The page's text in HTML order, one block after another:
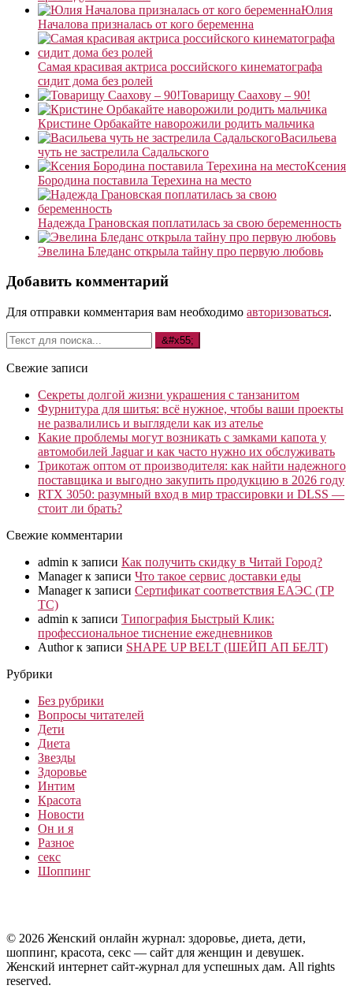
Юлия
Началова призналась от кого беременна
Самая красивая актриса российского кинематографа
сидит дома без ролей
Товарищу Саахову – 90!
Кристине Орбакайте наворожили родить мальчика
Васильева
чуть не застрелила Садальского
Ксения
Бородина поставила Терехина на место
Надежда Грановская поплатилась за свою беременность
Эвелина Бледанс открыла тайну про первую любовь
Добавить комментарий
Для отправки комментария вам необходимо авторизоваться.
Свежие записи
Секреты долгой жизни украшения с танзанитом
Фурнитура для шитья: всё нужное, чтобы ваши проекты
не развалились и выглядели как из ателье
Какие проблемы могут возникать с замками капота у
автомобилей Jaguar и как часто нужно их обслуживать
Трикотаж оптом от производителя: как найти надежного
поставщика и выгодно закупить продукцию в 2026 году
RTX 3050: разумный вход в мир трассировки и DLSS —
стоит ли брать?
Свежие комментарии
admin к записи Как получить скидку в Читай Город?
Managerк записи Что такое сервис доставки еды
Managerк записи Сертификат соответствия ЕАЭС (ТР
ТС)
admin к записи Типография Быстрый Клик:
профессиональное тиснение ежедневников
Authorк записи SHAPE UP BELT (ШЕЙП АП БЕЛТ)
Рубрики
Без рубрики
Вопросы читателей
Дети
Диета
Звезды
Здоровье
Интим
Красота
Новости
Он и я
Разное
секс
Шоппинг
© 2026 Женский онлайн журнал: здоровье, диета, дети,
шоппинг, красота, секс — сайт для женщин и девушек.
Женский интернет сайт-журнал для успешных дам. All rights
reserved.